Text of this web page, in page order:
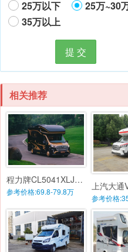
25万以下
25万~30
35万以上
提 交
相关推荐
程力牌CL5041XLJ6YS多功能高端商务旅居车
参考价格:69.8-79.8万 上汽大通
参考价格